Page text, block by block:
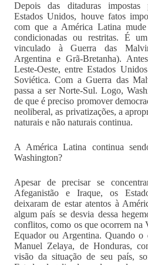
Depois das ditaduras
Estados Unidos, houve fatos
com que a América Latina mude
condicionadas ou restritas. É
vinculado à Guerra das
Argentina e Grã-Bretanha).
Leste-Oeste, entre Estados
Soviética. Com a Guerra das
passa a ser Norte-Sul. Logo,
de que é preciso promover
neoliberal, as privatizações, a
naturais e não naturais continua.
A América Latina continua
Washington?
Apesar de precisar se
Afeganistão e Iraque, os
deixaram de estar atentos à
algum país se desvia dessa
conflitos, como os que ocorrem na
Equador ou Argentina. Quando o
Manuel Zelaya, de Honduras,
visão da situação de seu país,